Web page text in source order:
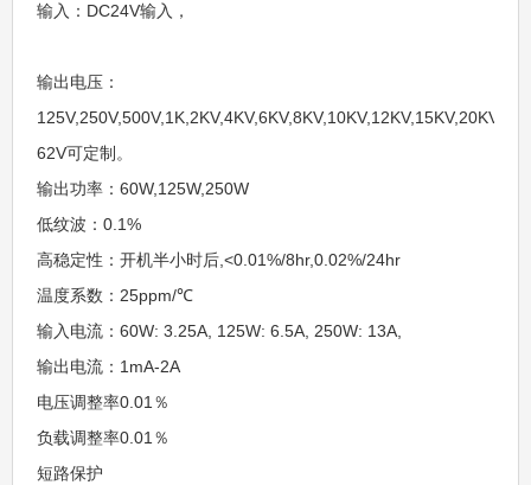
输入：DC24V输入，
输出电压：
62V可定制。
输出功率：60W,125W,250W
低纹波：0.1%
高稳定性：开机半小时后,<0.01%/8hr,0.02%/24hr
温度系数：25ppm/℃
输入电流：60W: 3.25A, 125W: 6.5A, 250W: 13A,
输出电流：1mA-2A
电压调整率0.01％
负载调整率0.01％
短路保护